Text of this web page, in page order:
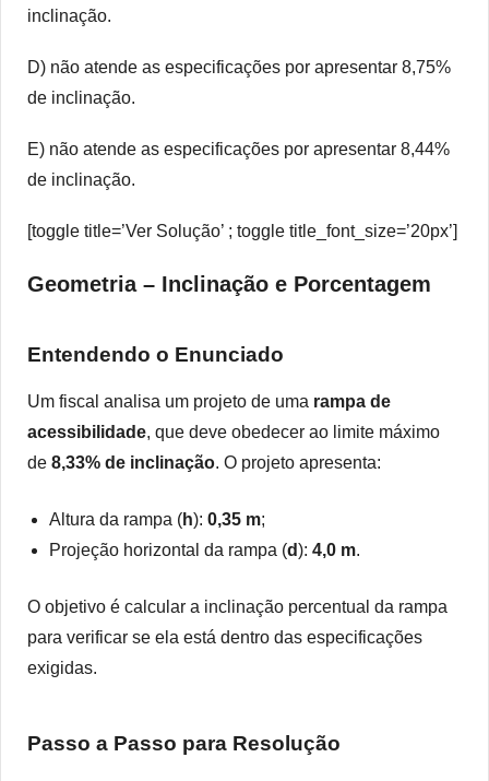
inclinação.
D) não atende as especificações por apresentar 8,75%
de inclinação.
E) não atende as especificações por apresentar 8,44%
de inclinação.
[toggle title=’Ver Solução’ ; toggle title_font_size=’20px’]
Geometria – Inclinação e Porcentagem
Entendendo o Enunciado
Um fiscal analisa um projeto de uma rampa de
acessibilidade, que deve obedecer ao limite máximo
de 8,33% de inclinação. O projeto apresenta:
Altura da rampa (h): 0,35 m;
Projeção horizontal da rampa (d): 4,0 m.
O objetivo é calcular a inclinação percentual da rampa
para verificar se ela está dentro das especificações
exigidas.
Passo a Passo para Resolução